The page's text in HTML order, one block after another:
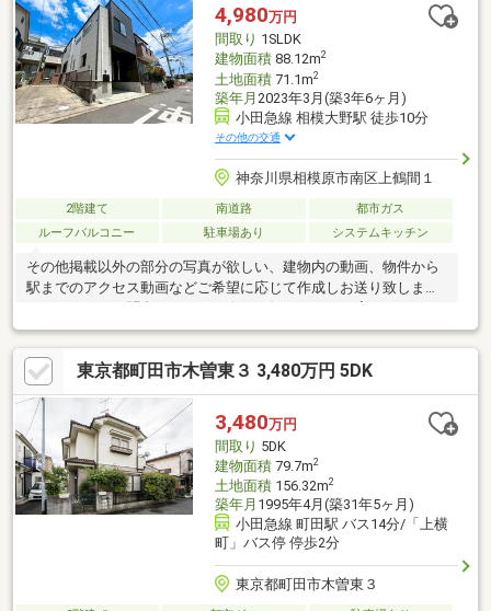
4,980万円
間取り 1SLDK
建物面積88.12m2
土地面積71.1m2
築年月 2023年3月(築3年6ヶ月)
小田急線 相模大野駅 徒歩10分
その他の交通
神奈川県相模原市南区上鶴間１
2階建て 南道路
都市ガス
ルーフバルコニー
駐車場あり システムキッチン
その他掲載以外の部分の写真が欲しい、建物内の動画、物件から
駅までのアクセス動画などご希望に応じて作成しお送り致しま
うに走ります！ご案内・詳細な資料のご請求などお住まい探しに
関わる全てを朝日土地建物(株)営業2課にお任せください！
東京都町田市木曽東３ 3,480万円 5DK
3,480万円
間取り 5DK
建物面積79.7m2
土地面積156.32m2
築年月 1995年4月(築31年5ヶ月)
小田急線 町田駅 バス14分/「上横
町」バス停 停歩2分
東京都町田市木曽東３